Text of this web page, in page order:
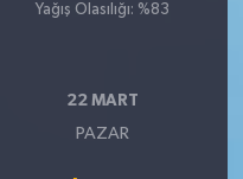
Yağış Olasılığı: %83
22 MART
PAZAR